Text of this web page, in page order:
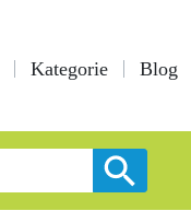
Kategorie Blog